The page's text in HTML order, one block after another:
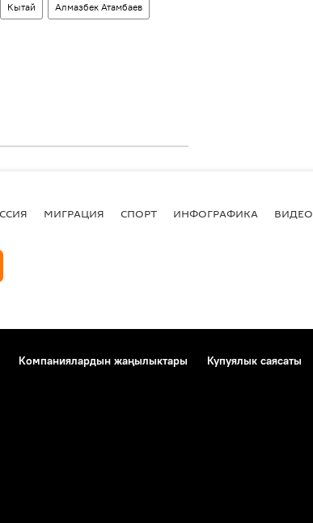
Кытай Алмазбек Атамбаев
МИГРАЦИЯ СПОРТ ИНФОГРАФИКА ВИДЕО
Компаниялардын жаңылыктары
Купуялык саясаты